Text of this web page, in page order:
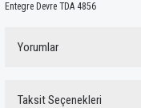
Entegre Devre TDA 4856
Yorumlar
Taksit Seçenekleri